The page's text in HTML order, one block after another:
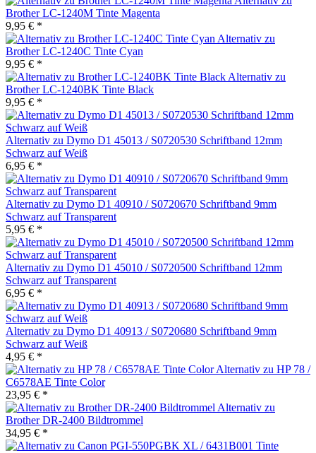
Brother LC-1240M Tinte Magenta
9,95 € *
Alternativ zu
Brother LC-1240C Tinte Cyan
9,95 € *
Alternativ zu
Brother LC-1240BK Tinte Black
9,95 € *
Alternativ zu Dymo D1 45013 / S0720530 Schriftband 12mm
Schwarz auf Weiß
6,95 € *
Alternativ zu Dymo D1 40910 / S0720670 Schriftband 9mm
Schwarz auf Transparent
5,95 € *
Alternativ zu Dymo D1 45010 / S0720500 Schriftband 12mm
Schwarz auf Transparent
6,95 € *
Alternativ zu Dymo D1 40913 / S0720680 Schriftband 9mm
Schwarz auf Weiß
4,95 € *
Alternativ zu HP 78 /
C6578AE Tinte Color
23,95 € *
Alternativ zu
Brother DR-2400 Bildtrommel
34,95 € *